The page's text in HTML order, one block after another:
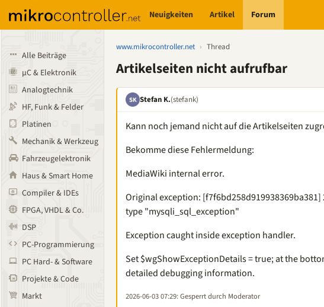
Neuigkeiten Artikel Forum
Alle Beiträge
µC & Elektronik
Analogtechnik
HF, Funk & Felder
Platinen
Mechanik & Werkzeug
Fahrzeugelektronik
Haus & Smart Home
Compiler & IDEs
FPGA, VHDL & Co.
DSP
PC-Programmierung
PC Hard- & Software
Projekte & Code
Markt
www.mikrocontroller.net › Thread
Artikelseiten nicht aufrufbar
SK Stefan K.(stefank)
Kann noch jemand nicht auf die Artikelseiten
Bekomme diese Fehlermeldung:
MediaWiki internal error.
Original exception: [f7f6bd258d919938369ba381]
type "mysqli_sql_exception"
Exception caught inside exception handler.
Set $wgShowExceptionDetails = true; at the
detailed debugging information.
2026-06-03 07:29: Gesperrt durch Moderator